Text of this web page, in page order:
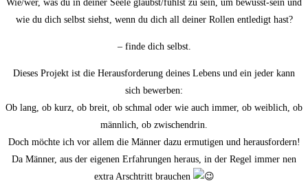
Wie/wer, was du in deiner Seele glaubst/fühlst zu sein, um bewusst-sein und
wie du dich selbst siehst, wenn du dich all deiner Rollen entledigt hast?
– finde dich selbst.
Dieses Projekt ist die Herausforderung deines Lebens und ein jeder kann
sich bewerben:
Ob lang, ob kurz, ob breit, ob schmal oder wie auch immer, ob weiblich, ob
männlich, ob zwischendrin.
Doch möchte ich vor allem die Männer dazu ermutigen und herausfordern!
Da Männer, aus der eigenen Erfahrungen heraus, in der Regel immer nen
extra Arschtritt brauchen